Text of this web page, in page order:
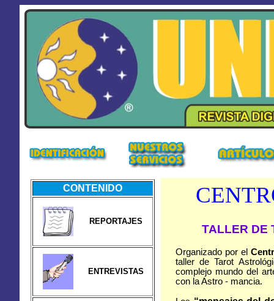
CONTENIDO
REPORTAJES
ENTREVISTAS
TALLER DE
Organizado por el
taller de Tarot
complejo mundo del
con la Astro - mancia.